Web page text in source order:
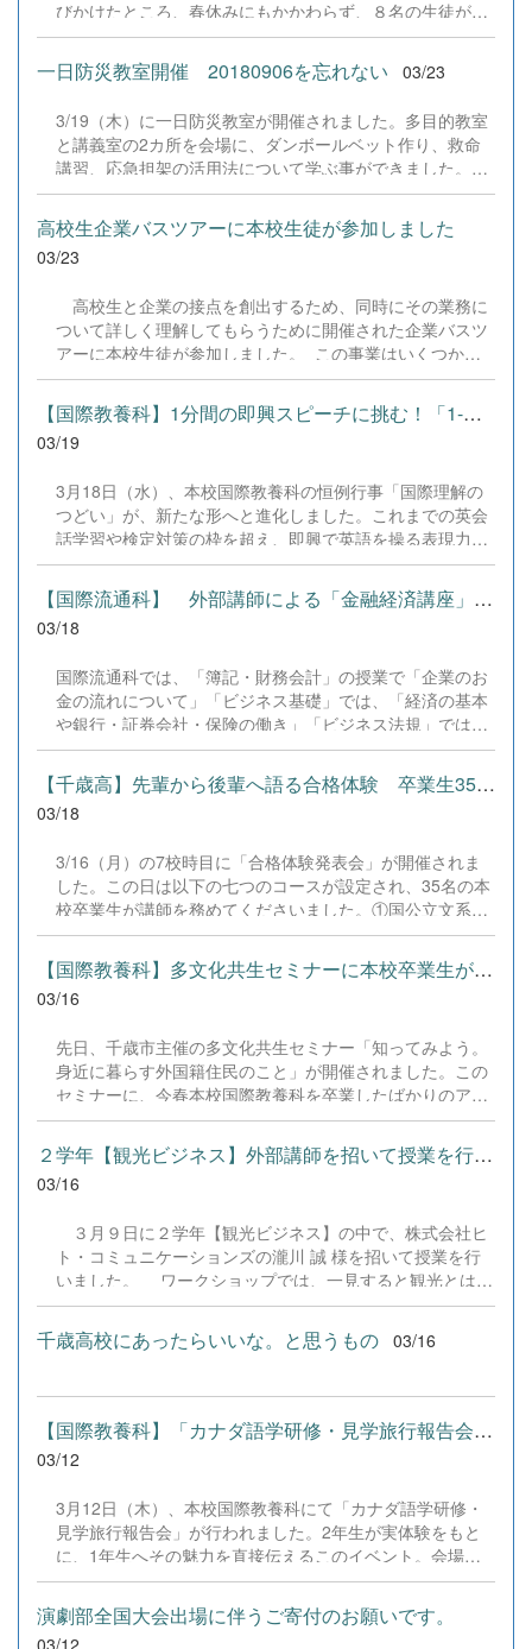
させてくれました。アメリカへ長期留学している生徒も帰
国が...
ら世界を見据え、真の国際性を備えたグローバルリーダーを育
成し続けます。さらなる進化を遂げる千歳高校国際教養科に、
どうぞご期待ください！ ※なお、エッセイコンテストの概要と
結果についての詳細は、以下のリンクからご覧ください。
https://www.jica.go.jp/cooperation/experience/essay/index.html
びかけたところ、春休みにもかかわらず、８名の生徒が学
校に集結！みんなで感謝の気持ちを込めて花束を贈りまし
た。みんな優しい心を持っていて頼もしく感じました。そ
の感謝の心を忘れずにいてほしいです。青木先生！新天地
一日防災教室開催 20180906を忘れない 03/23
3/19（木）に一日防災教室が開催されました。多目的教室
と講義室の2カ所を会場に、ダンボールベット作り、救命
講習、応急担架の活用法について学ぶ事ができました。
講師を務めていただいたのは千歳市総務部危機管理課の皆
様です。 球技大会と同時開催で行われたこの防災教室
は、防災減災のための基礎知識を学習して、防災意識の高
揚を図るために毎年開催しています。試合の合間に取り組
す。千歳高校がある千歳市北栄は震度5強の揺れを記録し
ました。多くの生徒が通ってくる恵庭市も同様です。「と
にかく怖かったです。」と当時を振り返る生徒もいまし
た。 いつどこで起きるか分からない自然災害時に自分は
冷静な行動ができるだろうか。誰かの力になることはでき
るだろうか。 そういったことを定期的に考える機会が求
められます。この防災教室が未来への投資となることを期
は命に関わる大切なことをご教示いただきありがとうござ
いました。
高校生企業バスツアーに本校生徒が参加しました
03/23
高校生と企業の接点を創出するため、同時にその業務に
ついて詳しく理解してもらうために開催された企業バスツ
アーに本校生徒が参加しました。 この事業はいくつかの
コースに別れており、本校はSKYMARK様と千歳市図書館
様を訪問するコースを選択しました。 新千歳空港で行
われたSKYMARK様の見学では、普段は立ち入る事が難し
い場所まで案内をしていただき、機内のお客様を見送ると
や、安全運行を実現するために多くの職種や多くのスタッ
フがその目標のために力を尽くしていることを目の当たり
にして、参加者は航空業界への関心を高める事ができまし
た。 千歳市図書館では図書館の運営や本の管理、情報
の発信基地としての機能を高めるために取り組んでいるこ
とを説明をしていただきました。図書館は本を読むとこ
ろ、本を借りるところといったイメージから脱却し、大き
ぶ機会となりました。 SKYMARK様、千歳市図書館様、
お忙しい中、地域の高校生のために学びの機会を与えてい
ただきありがとうございました。
【国際教養科】1分間の即興スピーチに挑む！「1-minute English C...
03/19
3月18日（水）、本校国際教養科の恒例行事「国際理解の
つどい」が、新たな形へと進化しました。これまでの英会
話学習や検定対策の枠を超え、即興で英語を操る表現力を
競うコンテスト「1-minute English Challenge」として実施
しました。 午前中に行われた予選では、1年3組・2年3組
の生徒たちが各6グループに分かれて対戦。「1分間の準
備」の直後に「1分間のスピーチ」を3回連続で行い、合計
刻と迫る制限時間の中、必死に言葉を紡ぐ姿には、日頃の
学習の成果が凝縮されていました。 5・6校時の決勝で
は、ルーレットでランダムに選ばれる難問に挑みました。
「勉強は一人でするのと友人と協力するの、どちらが良い
か？」「もし100万円手に入ったら、あなたなら何をす
る？」 といった問いに対し、3名の審査員による英語の質
疑応答も行われ、対応力が厳しく評価されます。 見事優
と、「一人で勉強する方が集中できて効率的だ」という説
得力ある自説を展開し、会場をうならせました。質問にも
ジョークを交えて答える余裕ぶりは、1年生にとって「2年
生になればあんな...
【国際流通科】 外部講師による「金融経済講座」授業を実施しま...
03/18
国際流通科では、「簿記・財務会計」の授業で「企業のお
金の流れについて」「ビジネス基礎」では、「経済の基本
や銀行・証券会社・保険の働き」「ビジネス法規」では、
「金融にかかわる法律について」学んでいます。 これら
の金融の基本的な学習をもとに、さらに金融に関わる知識
を深め、「特に個人のお金の管理」について、「活用でき
る力を身に付ける」という目的から、専門の先生に来てい
産形成の基本」では、流通科の生徒たちはより興味を持っ
て授業に臨んでいました。 &nbsp;
【千歳高】先輩から後輩へ語る合格体験 卒業生35名が来校
03/18
3/16（月）の7校時目に「合格体験発表会」が開催されま
した。この日は以下の七つのコースが設定され、35名の本
校卒業生が講師を務めてくださいました。①国公立文系②
国公立理系③私立大学・専門学校④医療・看護・薬⑤国際
流通科（進学）⑥国際教養科（進学）⑦就職・進学 各コー
ス平均5名の講師が後輩たちのために自分の経験から、合
格を掴むためのアドバイスをしてくれました。進学先を決
の気持ちの保ち方、当日の失敗例を明かし、同じミスをし
ないようにと予防法について語ってくれる先輩もいまし
た。就職コースでも、就職独特の面接試験について紹介を
する方や、業種を決め、受験先を絞っていく過程で大切な
ことを教えてくれました。在校生も先輩の話に耳を傾けな
がら、メモをしていました。
【国際教養科】多文化共生セミナーに本校卒業生が登壇しました
03/16
先日、千歳市主催の多文化共生セミナー「知ってみよう。
身近に暮らす外国籍住民のこと」が開催されました。この
セミナーに、今春本校国際教養科を卒業したばかりのアフ
ガニスタン出身、ヌリ・ハミダさんが登壇しました。第一
部では、千歳市交流推進課より市内の外国人住民が増加し
ている現状が報告されました。続く第二部では、久健興業
株式会社の山口健氏が登壇。「外国人としてではなく、ま
点での信念や、地域の祭りを通じて住民と触れ合う機会を
創出する大切さを語られました。第三部に登壇したヌリさ
んは、中1の冬に来日した当時の苦労を振り返りました。
日本語が全く分からない状態から、中学校の先生と二人三
脚で猛勉強を重ね、本校の国際教養科へ進学。見事、この
春から小樽商科大学への進学を決めました。「将来は国連
と語る彼女。高校生活を通じ、自身のアイデンティティを
誇りにキャリアを築く視点を養った姿は、参加者に深い感
銘を与えました。彼女にしか語れない経験は、私たちの意
す。本校はこ...
２学年【観光ビジネス】外部講師を招いて授業を行いました。
03/16
３月９日に２学年【観光ビジネス】の中で、株式会社ヒ
ト・コミュニケーションズの瀧川 誠 様を招いて授業を行
いました。 ワークショップでは、一見すると観光とは無
縁に思える職業が、実は裏側で密接に繋がっているという
新たな発見がありました。生徒たちからは「えっ、これも
関係あるの？」と驚きの声が上がり、自分たちの身近な仕
うです。瀧川様のプロフェッショナルな視点に裏打ちされ
た予想外の話の内容だったり、軽快な話し方でとても短い
１時間となりました。お忙しい中、ありがとうございまし
た。
千歳高校にあったらいいな。と思うもの 03/16
【国際教養科】「カナダ語学研修・見学旅行報告会」を開催――先輩...
03/12
3月12日（木）、本校国際教養科にて「カナダ語学研修・
見学旅行報告会」が行われました。2年生が実体験をもと
に、1年生へその魅力を直接伝えるこのイベント。会場は
終始、熱気と笑顔に包まれました。 冒頭では、2年生3名が
制作したカナダ研修のダイジェストビデオを上映。懐かし
む2年生に対し、1年生は目を丸くして歓声を上げ、スクリ
演劇部全国大会出場に伴うご寄付のお願いです。
03/12